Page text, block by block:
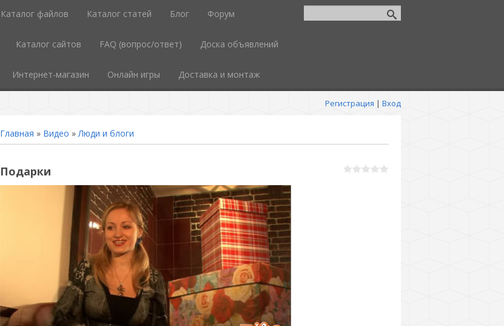
Каталог файлов Каталог статей Блог Форум
Каталог сайтов FAQ (вопрос/ответ) Доска объявлений
Интернет-магазин Онлайн игры Доставка и монтаж
Регистрация | Вход
Главная » Видео »Люди и блоги
Подарки